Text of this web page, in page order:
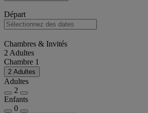
Départ
Chambres & Invités
2 Adultes
Chambre 1
2 Adultes
Adultes
2
Enfants
0